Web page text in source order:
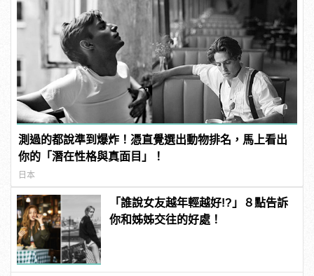
測過的都說準到爆炸！憑直覺選出動物排名，馬上看出
你的「潛在性格與真面目」！
日本
「誰說女友越年輕越好!?」８點告訴
你和姊姊交往的好處！